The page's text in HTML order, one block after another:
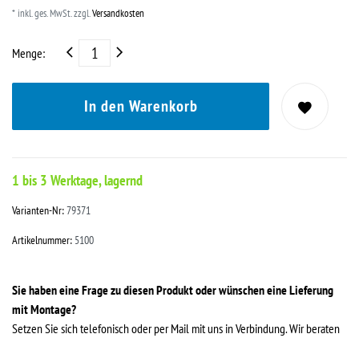
* inkl. ges. MwSt. zzgl.Versandkosten
Menge:
In den Warenkorb
1 bis 3 Werktage, lagernd
Varianten-Nr:79371
Artikelnummer: 5100
Sie haben eine Frage zu diesen Produkt oder wünschen eine Lieferung
mit Montage?
Setzen Sie sich telefonisch oder per Mail mit uns in Verbindung. Wir beraten